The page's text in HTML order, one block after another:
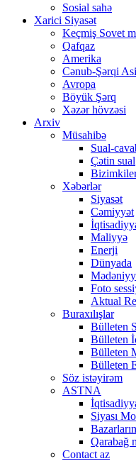
Sosial sahə
Xarici Siyasət
Keçmiş Sovet
Qafqaz
Amerika
Cənub-Şərqi
Avropa
Böyük Şərq
Xəzər hövzəsi
Arxiv
Müsahibə
Sual-
Çətin sual
Xəbərlər
Siyasət
Cəmiyyət
Maliyyə
Enerji
Dünyada
Foto
Aktual
Buraxılışlar
Bülleten
Bülleten
Bülleten
Bülleten
Söz istəyirəm
ASTNA
Siyası
Qarabağ
Contact az